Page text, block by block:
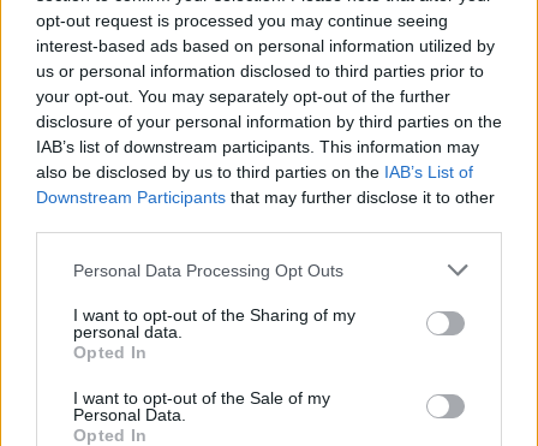
opt-out request is processed you may continue seeing
interest-based ads based on personal information utilized by
us or personal information disclosed to third parties prior to
your opt-out. You may separately opt-out of the further
disclosure of your personal information by third parties on the
IAB’s list of downstream participants. This information may
also be disclosed by us to third parties on the IAB’s List of
Downstream Participants that may further disclose it to other
Personal Data Processing Opt Outs
I want to opt-out of the Sharing of my
personal data.
Opted In
I want to opt-out of the Sale of my
Personal Data.
Opted In
Непалец
БЕЛ ШТРАЈК НА ГРАНИЦИТЕ:
Вака не било никогаш на
„Евзони“, а на „Градина“ се
чека и пет часа
ПРЕДУПРЕДЕНИ СЕ: „Бугарија
итно ја преиспитува својата
одлука“
ПРЕПОЛНИ СО ОТПАД -
мигрантскиот бран кон Сеута
ТЕЖОК ДЕН И ЈАВНО
ДЕМОЛИРАЊЕ НА ФИЛИПЧЕ:
ништо, освен за кеш